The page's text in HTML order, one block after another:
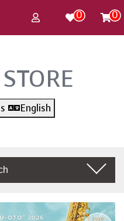
0 0
English